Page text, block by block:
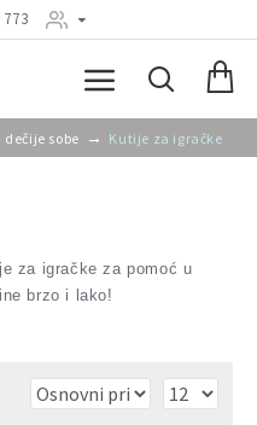
sobe Kutije za igračke
za igračke za pomoć u
brzo i lako!